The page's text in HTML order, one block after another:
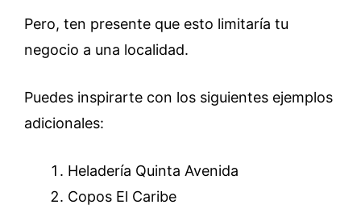
Pero, ten presente que esto limitaría tu
negocio a una localidad.
Puedes inspirarte con los siguientes ejemplos
adicionales:
Heladería Quinta Avenida
Copos El Caribe